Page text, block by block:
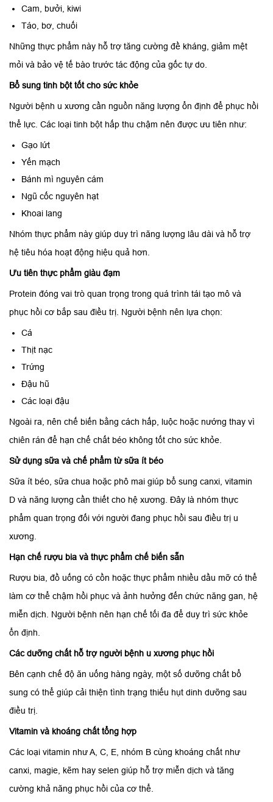
Cam, bưởi, kiwi
Táo, bơ, chuối
Những thực phẩm này hỗ trợ tăng cường đề kháng, giảm mệt
mỏi và bảo vệ tế bào trước tác động của gốc tự do.
Bổ sung tinh bột tốt cho sức khỏe
Người bệnh u xương cần nguồn năng lượng ổn định để phục hồi
thể lực. Các loại tinh bột hấp thu chậm nên được ưu tiên như:
Gạo lứt
Yến mạch
Bánh mì nguyên cám
Ngũ cốc nguyên hạt
Khoai lang
Nhóm thực phẩm này giúp duy trì năng lượng lâu dài và hỗ trợ
hệ tiêu hóa hoạt động hiệu quả hơn.
Ưu tiên thực phẩm giàu đạm
Protein đóng vai trò quan trọng trong quá trình tái tạo mô và
phục hồi cơ bắp sau điều trị. Người bệnh nên lựa chọn:
Cá
Thịt nạc
Trứng
Đậu hũ
Các loại đậu
Ngoài ra, nên chế biến bằng cách hấp, luộc hoặc nướng thay vì
chiên rán để hạn chế chất béo không tốt cho sức khỏe.
Sử dụng sữa và chế phẩm từ sữa ít béo
Sữa ít béo, sữa chua hoặc phô mai giúp bổ sung canxi, vitamin
D và năng lượng cần thiết cho hệ xương. Đây là nhóm thực
phẩm quan trọng đối với người đang phục hồi sau điều trị u
xương.
Hạn chế rượu bia và thực phẩm chế biến sẵn
Rượu bia, đồ uống có cồn hoặc thực phẩm nhiều dầu mỡ có thể
làm cơ thể chậm hồi phục và ảnh hưởng đến chức năng gan, hệ
miễn dịch. Người bệnh nên hạn chế tối đa để duy trì sức khỏe
ổn định.
Các dưỡng chất hỗ trợ người bệnh u xương phục hồi
Bên cạnh chế độ ăn uống hàng ngày, một số dưỡng chất bổ
sung có thể giúp cải thiện tình trạng thiếu hụt dinh dưỡng sau
điều trị.
Vitamin và khoáng chất tổng hợp
Các loại vitamin như A, C, E, nhóm B cùng khoáng chất như
canxi, magie, kẽm hay selen giúp hỗ trợ miễn dịch và tăng
cường khả năng phục hồi của cơ thể.